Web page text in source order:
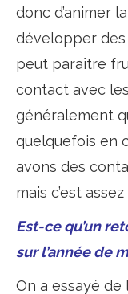
donc d’animer
développer des
peut paraître
contact avec
généralement
quelquefois en
avons des
mais c’est
Est-ce qu’un
sur l’année de
On a essayé de